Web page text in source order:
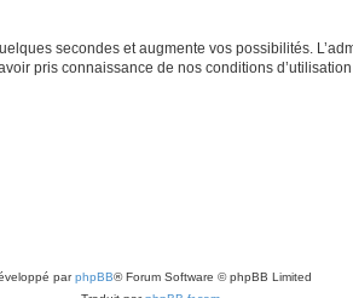
secondes et augmente vos possibilités.
pris connaissance de nos conditions
parphpBB® Forum Software © phpBB Limited